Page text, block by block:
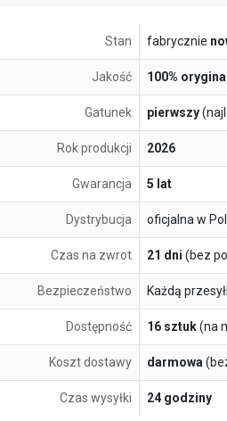
Stan fabrycznie
Jakość 100%
Gatunek pierwszy
Rok produkcji 2026
Gwarancja 5 lat
Dystrybucja oficjalna w
Czas na zwrot 21 dni (bez
Bezpieczeństwo Każdą
Dostępność 16 sztuk(na
Koszt dostawy darmowa
Czas wysyłki 24 godziny